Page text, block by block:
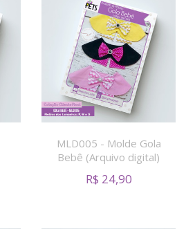
MLD005 - Molde Gola
Bebê (Arquivo digital)
R$ 24,90